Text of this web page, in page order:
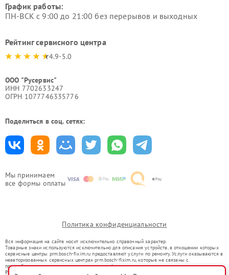
Мы принимаем
все формы оплаты
График работы:
ПН-ВСК с 9:00 до 21:00 без перерывов и выходных
Рейтинг сервисного центра
4.9-5.0
ООО "Русервис"
ИНН 7702633247
ОГРН 1077746335776
Поделиться в соц. сетях:
Политика конфиденциальности
Вся информация на сайте носит исключительно справочный характер.
Товарные знаки используются исключительно для описания устройств, в отношении которых
сервисные центры prm.bosch-fixim.ru предоставляют услуги по ремонту. Услуги оказываются в
неавторизованных сервисных центрах prm.bosch-fixim.ru, которые не связаны с
правообладателями товарных знаков или их официальными представителями.
Ремонт осуществляется для устройств, уже введенных в гражданский оборот в соответствии